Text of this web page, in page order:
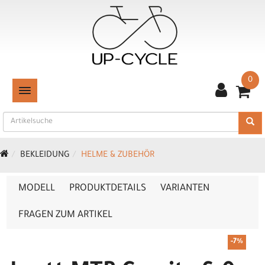
TOGGLE NAVIGATION
0
BEKLEIDUNG HELME & ZUBEHÖR
MODELL PRODUKTDETAILS VARIANTEN
FRAGEN ZUM ARTIKEL
-7%